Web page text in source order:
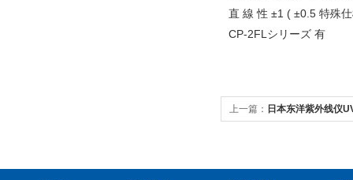
直 線 性 ±1 ( ±0.5 特殊
CP-2FLシリーズ 有
上一篇： 日本东洋紫外线仪